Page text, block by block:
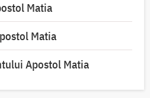
Matia
Matia
Apostol Matia